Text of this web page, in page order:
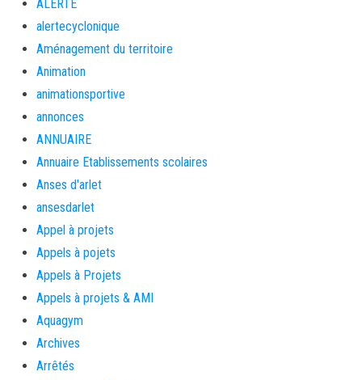
ALERTE
alertecyclonique
Aménagement du territoire
Animation
animationsportive
annonces
ANNUAIRE
Annuaire Etablissements scolaires
Anses d'arlet
ansesdarlet
Appel à projets
Appels à pojets
Appels à Projets
Appels à projets & AMI
Aquagym
Archives
Arrêtés